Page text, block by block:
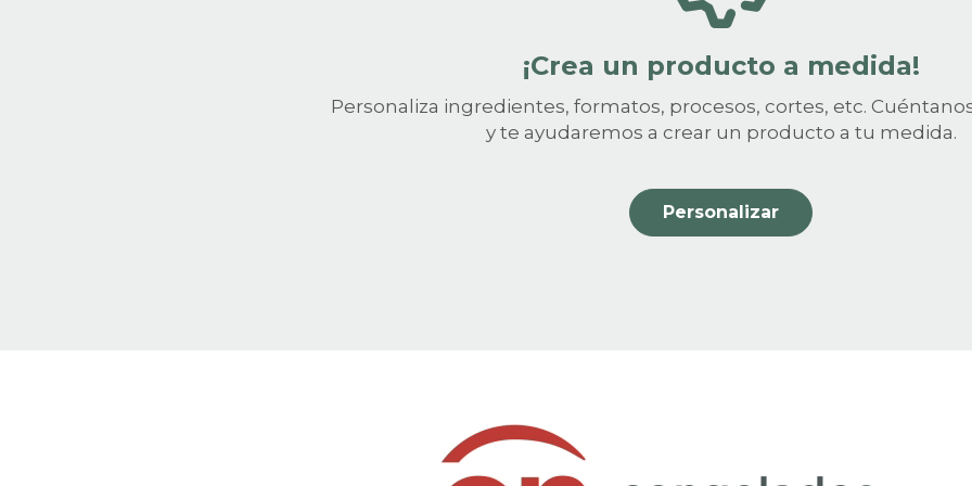
¡Crea un producto a medida!
Personaliza ingredientes, formatos, procesos, cortes, etc.
y te ayudaremos a crear un producto a tu medida.
Personalizar